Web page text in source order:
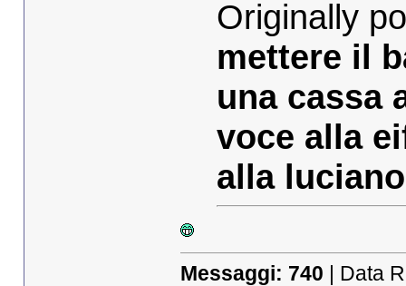
Originally
mettere il
una cassa
voce alla
alla
Messaggi: 740 | Data